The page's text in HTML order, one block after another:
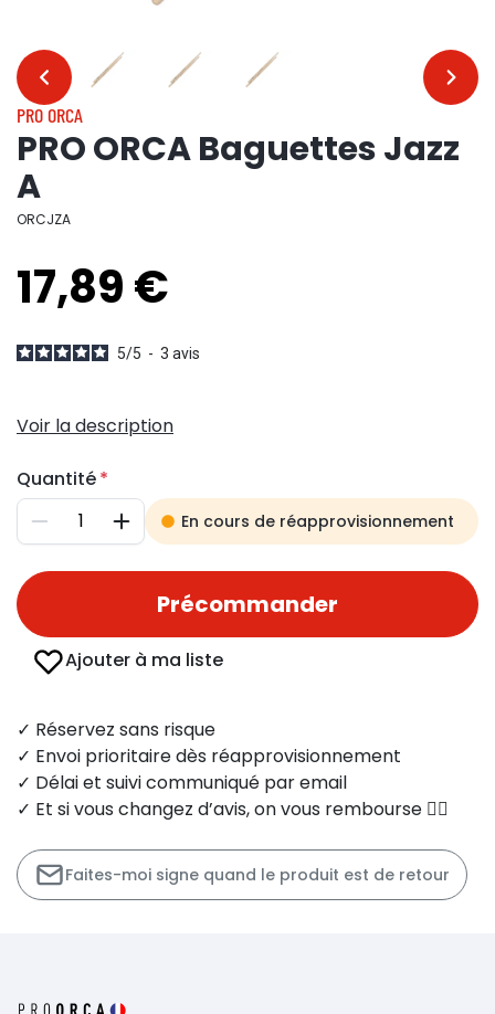
… …
PRO ORCA
PRO ORCA Baguettes Jazz
A
ORCJZA
17,89 €
5/5 - 3 avis
Voir la description
Quantité
Diminuer AugmenterEn cours de réapprovisionnement
Précommander
Ajouter à ma liste
✓ Réservez sans risque
✓ Envoi prioritaire dès réapprovisionnement
✓ Délai et suivi communiqué par email
✓ Et si vous changez d’avis, on vous rembourse 👍🏻
Faites-moi signe quand le produit est de retour